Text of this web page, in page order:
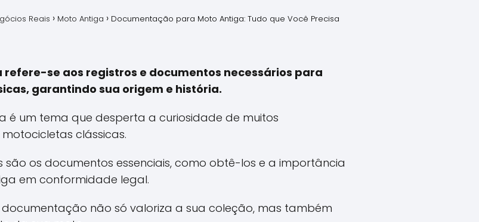
Reais Moto Antiga
Documentação para Moto Antiga: Tudo que Você Precisa
se aos registros e documentos necessários para
garantindo sua origem e história.
um tema que desperta a curiosidade de muitos
clássicas.
são os documentos essenciais, como obtê-los e a importância
em conformidade legal.
não só valoriza a sua coleção, mas também